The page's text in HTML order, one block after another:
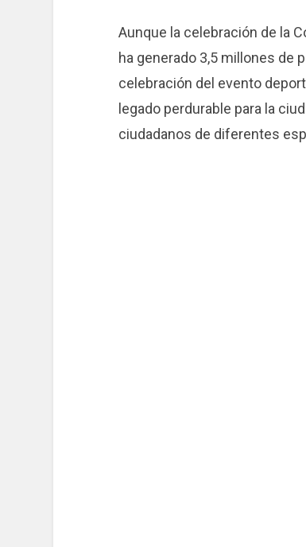
Aunque la celebración de la
ha generado 3,5 millones de
celebración del evento
legado perdurable para la
ciudadanos de diferentes